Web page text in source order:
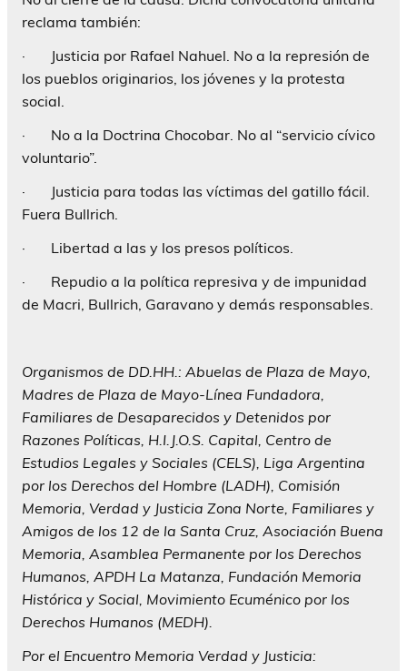
reclama también:
· Justicia por Rafael Nahuel. No a la represión de
los pueblos originarios, los jóvenes y la protesta
social.
· No a la Doctrina Chocobar. No al “servicio cívico
voluntario”.
· Justicia para todas las víctimas del gatillo fácil.
Fuera Bullrich.
· Libertad a las y los presos políticos.
· Repudio a la política represiva y de impunidad
de Macri, Bullrich, Garavano y demás responsables.
Organismos de DD.HH.: Abuelas de Plaza de Mayo,
Madres de Plaza de Mayo-Línea Fundadora,
Familiares de Desaparecidos y Detenidos por
Razones Políticas, H.I.J.O.S. Capital, Centro de
Estudios Legales y Sociales (CELS), Liga Argentina
por los Derechos del Hombre (LADH), Comisión
Memoria, Verdad y Justicia Zona Norte, Familiares y
Amigos de los 12 de la Santa Cruz, Asociación Buena
Memoria, Asamblea Permanente por los Derechos
Humanos, APDH La Matanza, Fundación Memoria
Histórica y Social, Movimiento Ecuménico por los
Derechos Humanos (MEDH).
Por el Encuentro Memoria Verdad y Justicia: